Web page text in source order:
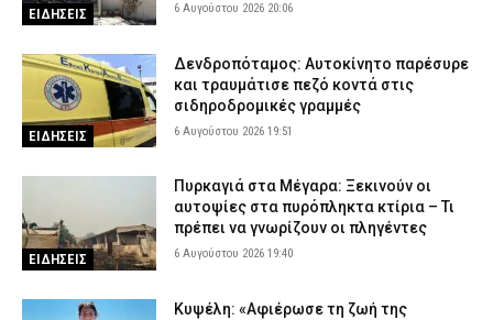
ΕΙΔΗΣΕΙΣ 6 Αυγούστου 2026 20:06
ΕΙΔΗΣΕΙΣ
Δενδροπόταμος: Αυτοκίνητο παρέσυρε
και τραυμάτισε πεζό κοντά στις
σιδηροδρομικές γραμμές
6 Αυγούστου 2026 19:51
ΕΙΔΗΣΕΙΣ
Πυρκαγιά στα Μέγαρα: Ξεκινούν οι
αυτοψίες στα πυρόπληκτα κτίρια – Τι
πρέπει να γνωρίζουν οι πληγέντες
6 Αυγούστου 2026 19:40
Κυψέλη: «Αφιέρωσε τη ζωή της